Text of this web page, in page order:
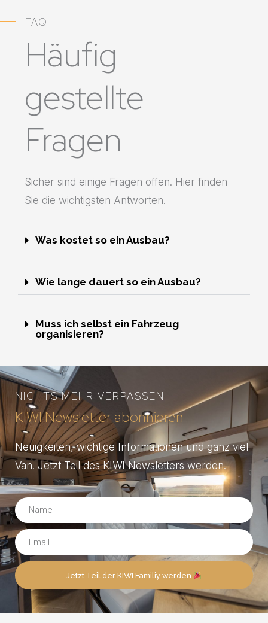
FAQ
Häufig
gestellte
Fragen
Sicher sind einige Fragen offen. Hier finden
Sie die wichtigsten Antworten.
Was kostet so ein Ausbau?
Wie lange dauert so ein Ausbau?
Muss ich selbst ein Fahrzeug
organisieren?
NICHTS MEHR VERPASSEN
KIWI Newsletter abonnieren
Neuigkeiten, wichtige Informationen und ganz viel
Van. Jetzt Teil des KIWI Newsletters werden.
Jetzt Teil der KIWI Familiy werden